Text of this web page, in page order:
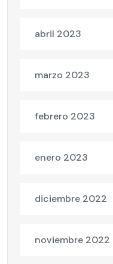
abril 2023
marzo 2023
febrero 2023
enero 2023
diciembre 2022
noviembre 2022